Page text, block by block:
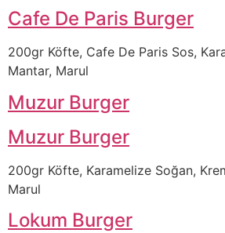
Cafe De Paris Burger
200gr Köfte, Cafe De Paris Sos,
Mantar, Marul
Muzur Burger
Muzur Burger
200gr Köfte, Karamelize Soğan,
Marul
Lokum Burger